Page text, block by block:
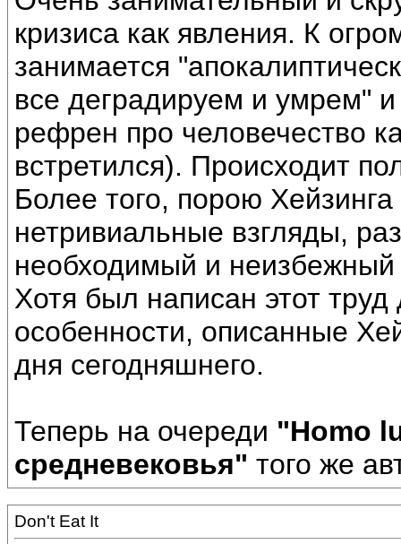
кризиса как явления. К
занимается
все деградируем и умрем"
рефрен про человечество
встретился). Происходит
Более того, порою
нетривиальные взгляды,
необходимый и неизбежный
Хотя был написан этот
особенности, описанные
дня сегодняшнего.
Теперь на очереди "Homo
средневековья" того же
Don't Eat It